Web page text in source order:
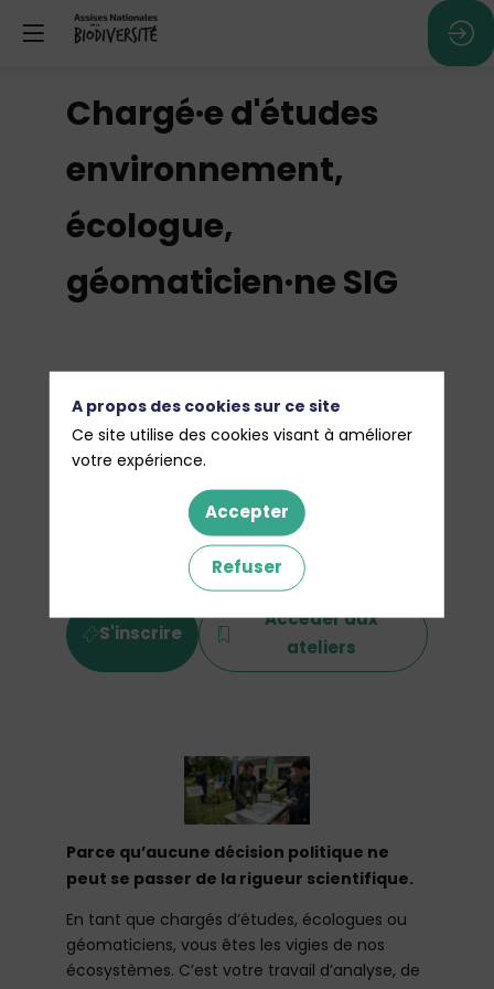
Chargé·e d'études
environnement,
écologue,
géomaticien·ne SIG
Objectivez la réalité du vivant :
traduisez la donnée scientifique en
cartographies stratégiques et en
indicateurs robustes pour sécuriser
l'impact environnemental de vos
S'inscrire
Accéder aux
ateliers
Parce qu’aucune décision politique ne
peut se passer de la rigueur scientifique.
En tant que chargés d’études, écologues ou
géomaticiens, vous êtes les vigies de nos
écosystèmes. C’est votre travail d’analyse, de
A propos des cookies sur ce site
Ce site utilise des cookies visant à améliorer
votre expérience.
Accepter
Refuser